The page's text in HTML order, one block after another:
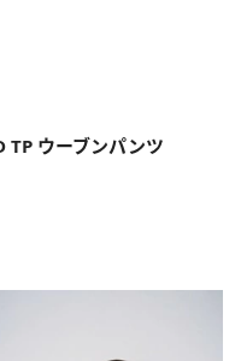
ウーブンパンツ